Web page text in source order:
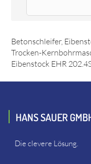
Ersatzteil
Das Ersatzteil
Betonschleifer,
Trocken-
Eibenstock EHR
HANS SAUER
Die clevere Lösung.